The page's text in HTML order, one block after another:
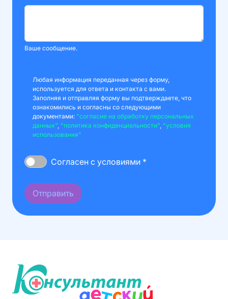
Ваше сообщение.
Любая информация переданная через форму,
используется для ответа и контакта с вами.
Заполняя и отправляя форму вы подтверждаете, что
ознакомились и согласны со следующими
документами: "согласие на обработку персональных
данных" "политика конфиденциальности" "условия
использования"
Согласен с условиями *
Отправить